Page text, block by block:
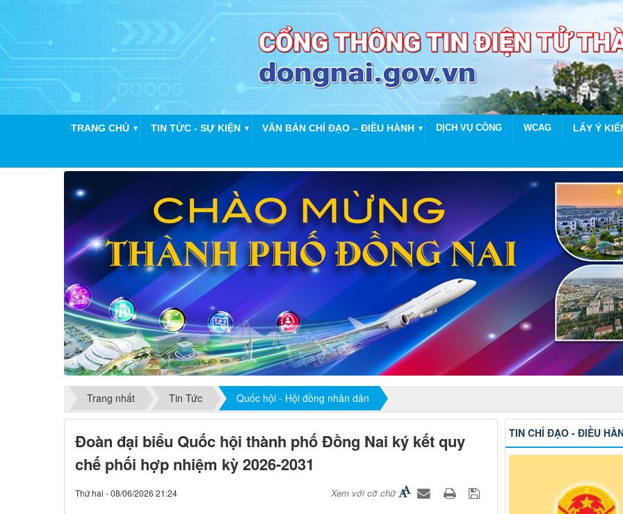
TRANG CHỦ ▼ TIN TỨC - SỰ KIỆN ▼ VĂN BẢN CHỈ ĐẠO – ĐIỀU HÀNH ▼ DỊCH VỤ CÔNG WCAG LẤY Ý
Trang nhất Tin Tức Quốc hội - Hội đồng nhân dân
Đoàn đại biểu Quốc hội thành phố Đồng Nai ký kết quy
chế phối hợp nhiệm kỳ 2026-2031
Thứ hai - 08/06/2026 21:24 Xem với cỡ chữ
TIN CHỈ ĐẠO - ĐIỀU